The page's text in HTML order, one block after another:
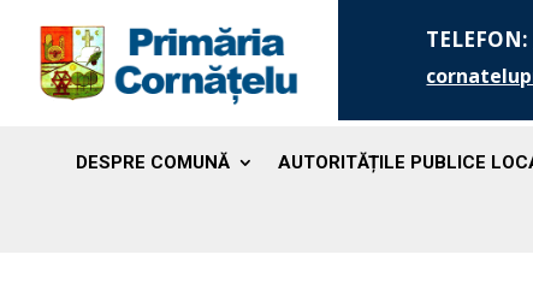
TELEFON:
DESPRE COMUNĂ AUTORITĂȚILE PUBLICE